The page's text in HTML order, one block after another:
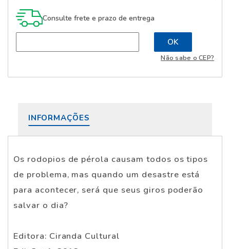
Consulte frete e prazo de entrega
Não sabe o CEP?
INFORMAÇÕES
Os rodopios de pérola causam todos os tipos
de problema, mas quando um desastre está
para acontecer, será que seus giros poderão
salvar o dia?
Editora: Ciranda Cultural